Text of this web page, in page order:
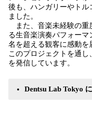
後も、ハンガリーやトル
ました。
また、音楽未経験の重
る生音楽演奏パフォー
名を超える観客に感動を
このプロジェクトを通
を発信しています。
Dentsu Lab Tokyo